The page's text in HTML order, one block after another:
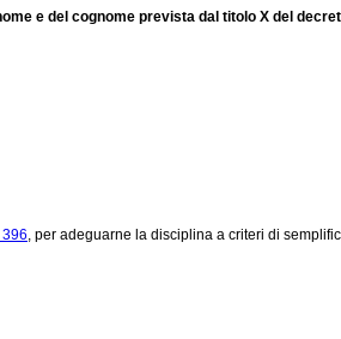
e del cognome prevista dal titolo X del
, per adeguarne la disciplina a criteri di